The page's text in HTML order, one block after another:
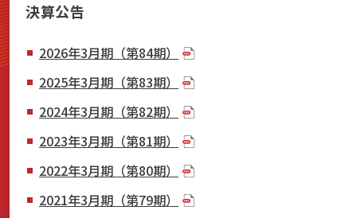
岡三にいがたと始める
決算公告
2026年3月期（第84期）
2025年3月期（第83期）
2024年3月期（第82期）
2023年3月期（第81期）
2022年3月期（第80期）
2021年3月期（第79期）